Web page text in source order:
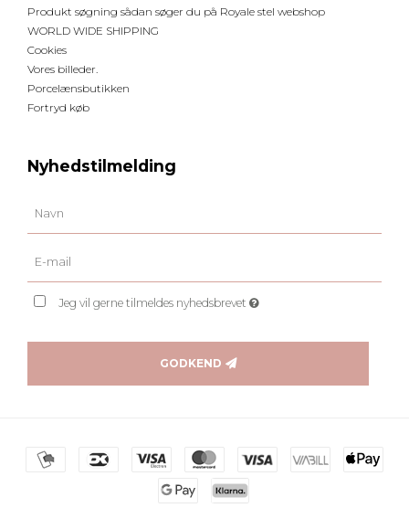
Produkt søgning sådan søger du på Royale stel webshop
WORLD WIDE SHIPPING
Cookies
Vores billeder.
Porcelænsbutikken
Fortryd køb
Nyhedstilmelding
Jeg vil gerne tilmeldes nyhedsbrevet
GODKEND